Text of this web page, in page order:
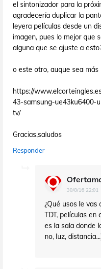
el sintonizador para la
agradecería duplicar la
leyera películas desde un
imagen, pues lo mejor que
alguna que se ajuste a
o este otro, auque sea más
https://
43-samsung-
tv/
Gracias,saludos
Responder
30/8/16 22:01
¿Qué usos le
TDT, películas en
es la sala donde
no, luz,